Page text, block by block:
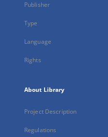
Publisher
Type
Language
Rights
About Library
Project Description
Regulations